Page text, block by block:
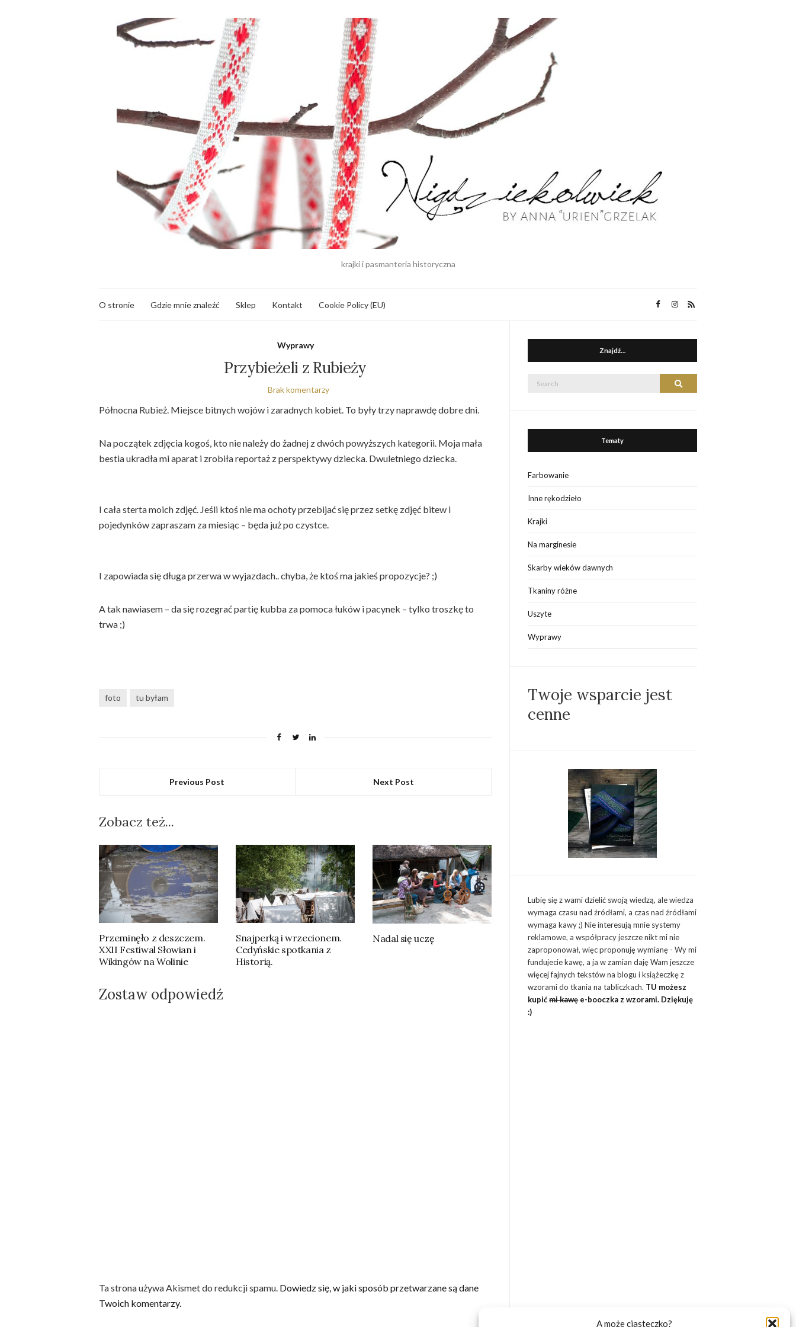
A może ciasteczko?
krajki i pasmanteria historyczna
O stronie Gdzie mnie znaleźć Sklep Kontakt Cookie Policy (EU)
Wyprawy
Przybieżeli z Rubieży
Brak komentarzy
Północna Rubież. Miejsce bitnych wojów i zaradnych kobiet. To były trzy naprawdę dobre dni.
Na początek zdjęcia kogoś, kto nie należy do żadnej z dwóch powyższych kategorii. Moja mała
bestia ukradła mi aparat i zrobiła reportaż z perspektywy dziecka. Dwuletniego dziecka.
I cała sterta moich zdjęć. Jeśli ktoś nie ma ochoty przebijać się przez setkę zdjęć bitew i
pojedynków zapraszam za miesiąc – będa już po czystce.
I zapowiada się długa przerwa w wyjazdach.. chyba, że ktoś ma jakieś propozycje? ;)
A tak nawiasem – da się rozegrać partię kubba za pomoca łuków i pacynek – tylko troszkę to
trwa ;)
foto tu byłam
Previous Post Next Post
Zobacz też...
Przeminęło z deszczem.
XXII Festiwal Słowian i
Wikingów na Wolinie
Snajperką i wrzecionem.
Cedyńskie spotkania z
Historią.
Nadal się uczę
Zostaw odpowiedź
Ta strona używa Akismet do redukcji spamu. Dowiedz się, w jaki sposób przetwarzane są dane
Twoich komentarzy.
Znajdź…
Search
Tematy
Farbowanie
Inne rękodzieło
Krajki
Na marginesie
Skarby wieków dawnych
Tkaniny różne
Uszyte
Wyprawy
Twoje wsparcie jest
cenne
Lubię się z wami dzielić swoją wiedzą, ale wiedza
wymaga czasu nad źródłami, a czas nad źródłami
wymaga kawy ;) Nie interesują mnie systemy
reklamowe, a współpracy jeszcze nikt mi nie
zaproponował, więc proponuję wymianę - Wy mi
fundujecie kawę, a ja w zamian daję Wam jeszcze
więcej fajnych tekstów na blogu i książeczkę z
wzorami do tkania na tabliczkach. TU możesz
kupićmi kawęe-booczka z wzorami. Dziękuję
:)